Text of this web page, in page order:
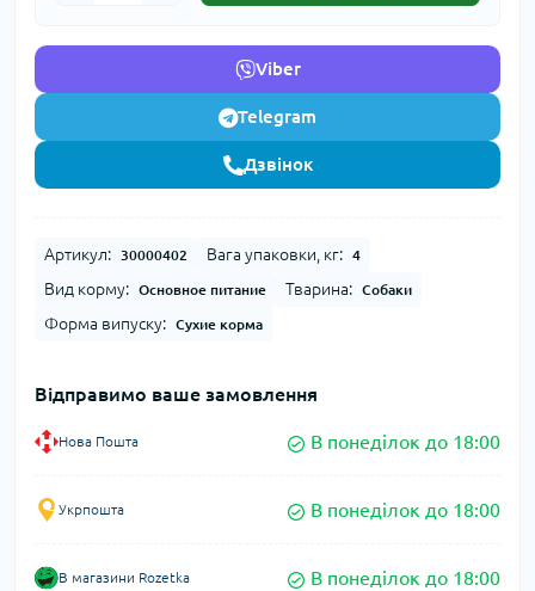
Viber
Telegram
Дзвінок
Артикул: 30000402 Вага упаковки, кг: 4
Вид корму: Основное питание Тварина: Собаки
Форма випуску: Сухие корма
Відправимо ваше замовлення
Нова Пошта В понеділок до 18:00
Укрпошта В понеділок до 18:00
В магазини Rozetka В понеділок до 18:00